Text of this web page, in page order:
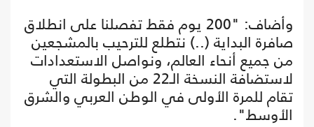
وأضاف: "200 يوم فقط تفصلنا على انطلاق
صافرة البداية (..) نتطلع للترحيب بالمشجعين
من جميع أنحاء العالم، ونواصل الاستعدادات
لاستضافة النسخة الـ22 من البطولة التي
تقام للمرة الأولى في الوطن العربي والشرق
الأوسط".